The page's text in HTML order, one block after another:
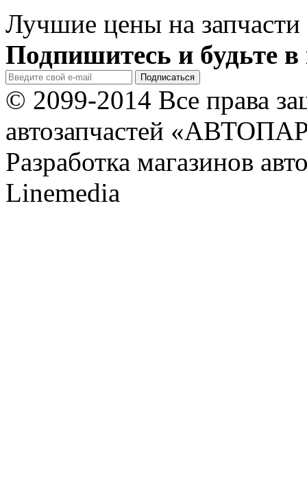
Лучшие цены на запчасти
Подпишитесь и будьте в
© 2099-2014 Все права
автозапчастей
Разработка магазинов
Linemedia